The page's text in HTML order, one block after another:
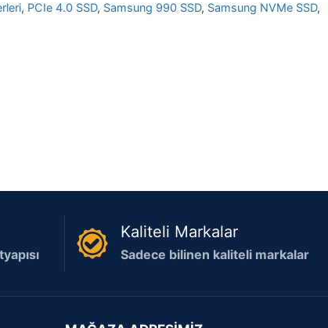
, PCIe 4.0 SSD, Samsung 990 SSD, Samsung NVMe SSD,
Kaliteli Markalar
Sadece bilinen kaliteli markalar